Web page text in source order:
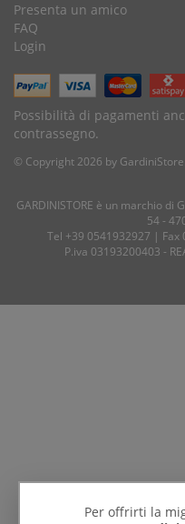
Per offrirti la
Presenta un amico
FAQ
Login
Possibilità di pagamenti
contrassegno.
© Copyright 2026 by GardiniStore.
GARDINISTORE è un marchio di
54 -
Tel +39 0541932927 | Fax
P.iva 03193200403 -